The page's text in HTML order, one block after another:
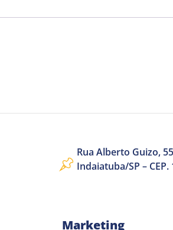
Rua Alberto Guizo,
Indaiatuba/SP – CEP.
Marketing